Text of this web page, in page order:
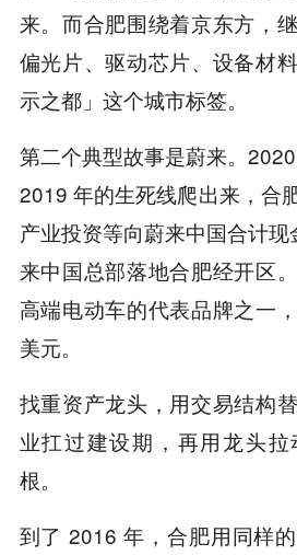
来。而合肥围绕着京东方，
偏光片、驱动芯片、设备材
示之都」这个城市标签。
第二个典型故事是蔚来。
2019 年的生死线爬出来，合
产业投资等向蔚来中国合计
来中国总部落地合肥经开区
高端电动车的代表品牌之一
美元。
找重资产龙头，用交易结构
业扛过建设期，再用龙头
根。
到了 2016 年，合肥用同样